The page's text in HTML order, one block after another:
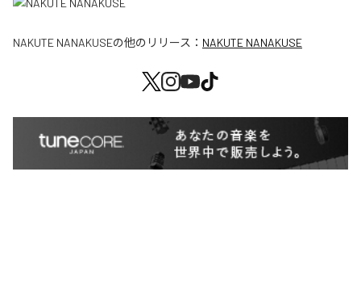
NAKUTE NANAKUSEの他のリリース： NAKUTE NANAKUSE